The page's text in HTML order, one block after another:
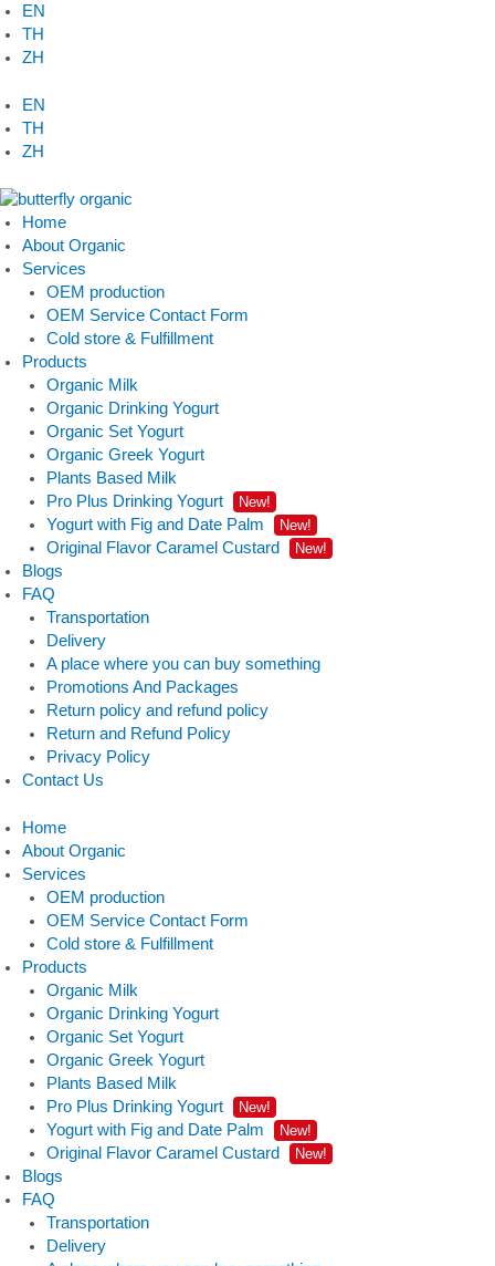
Skip
to
content
EN
TH
ZH
EN
TH
ZH
Home
About Organic
Services
OEM production
OEM Service Contact Form
Cold store & Fulfillment
Products
Organic Milk
Organic Drinking Yogurt
Organic Set Yogurt
Organic Greek Yogurt
Plants Based Milk
Pro Plus Drinking Yogurt
New!
Yogurt with Fig and Date Palm New!
Original Flavor Caramel Custard New!
Blogs
FAQ
Transportation
Delivery
A place where you can buy something
Promotions And Packages
Return policy and refund policy
Return and Refund Policy
Privacy Policy
Contact Us
Home
About Organic
Services
OEM production
OEM Service Contact Form
Cold store & Fulfillment
Products
Organic Milk
Organic Drinking Yogurt
Organic Set Yogurt
Organic Greek Yogurt
Plants Based Milk
Pro Plus Drinking Yogurt
New!
Yogurt with Fig and Date Palm New!
Original Flavor Caramel Custard New!
Blogs
FAQ
Transportation
Delivery